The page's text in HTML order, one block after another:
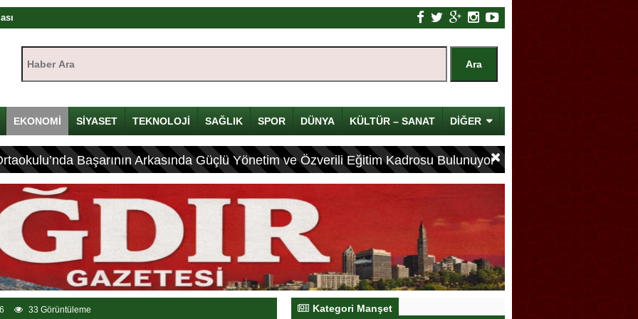
Iğdır’da başlıyor
Mirası
4 Yaralı
EKONOMİ SİYASET TEKNOLOJİ SAĞLIK SPOR DÜNYA KÜLTÜR – SANAT DİĞER
Başarının Arkasında Güçlü Yönetim ve Özverili Eğitim Kadrosu Bulunuyor
33 Görüntüleme Kategori Manşet